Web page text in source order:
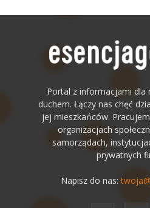
Portal z informacjami dla
duchem. Łączy nas chęć
jej mieszkańców.
organizacjach
samorządach,
prywatnych
Napisz do nas: